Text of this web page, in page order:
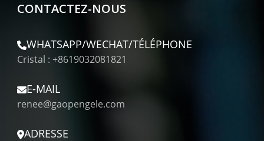
CONTACTEZ-NOUS
WHATSAPP/WECHAT/TÉLÉPHONE
Cristal : +8619032081821
E-MAIL
renee@gaopengele.com
ADRESSE